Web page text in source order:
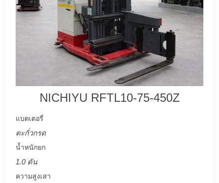
NICHIYU RFTL10-75-450Z
แบตเตอรี่
ตะกั่วกรด
น้ำหนักยก
1.0 ตัน
ความสูงเสา